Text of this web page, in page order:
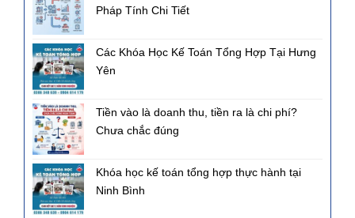
Pháp Tính Chi Tiết
Các Khóa Học Kế Toán Tổng Hợp Tại Hưng
Yên
Tiền vào là doanh thu, tiền ra là chi phí?
Chưa chắc đúng
Khóa học kế toán tổng hợp thực hành tại
Ninh Bình